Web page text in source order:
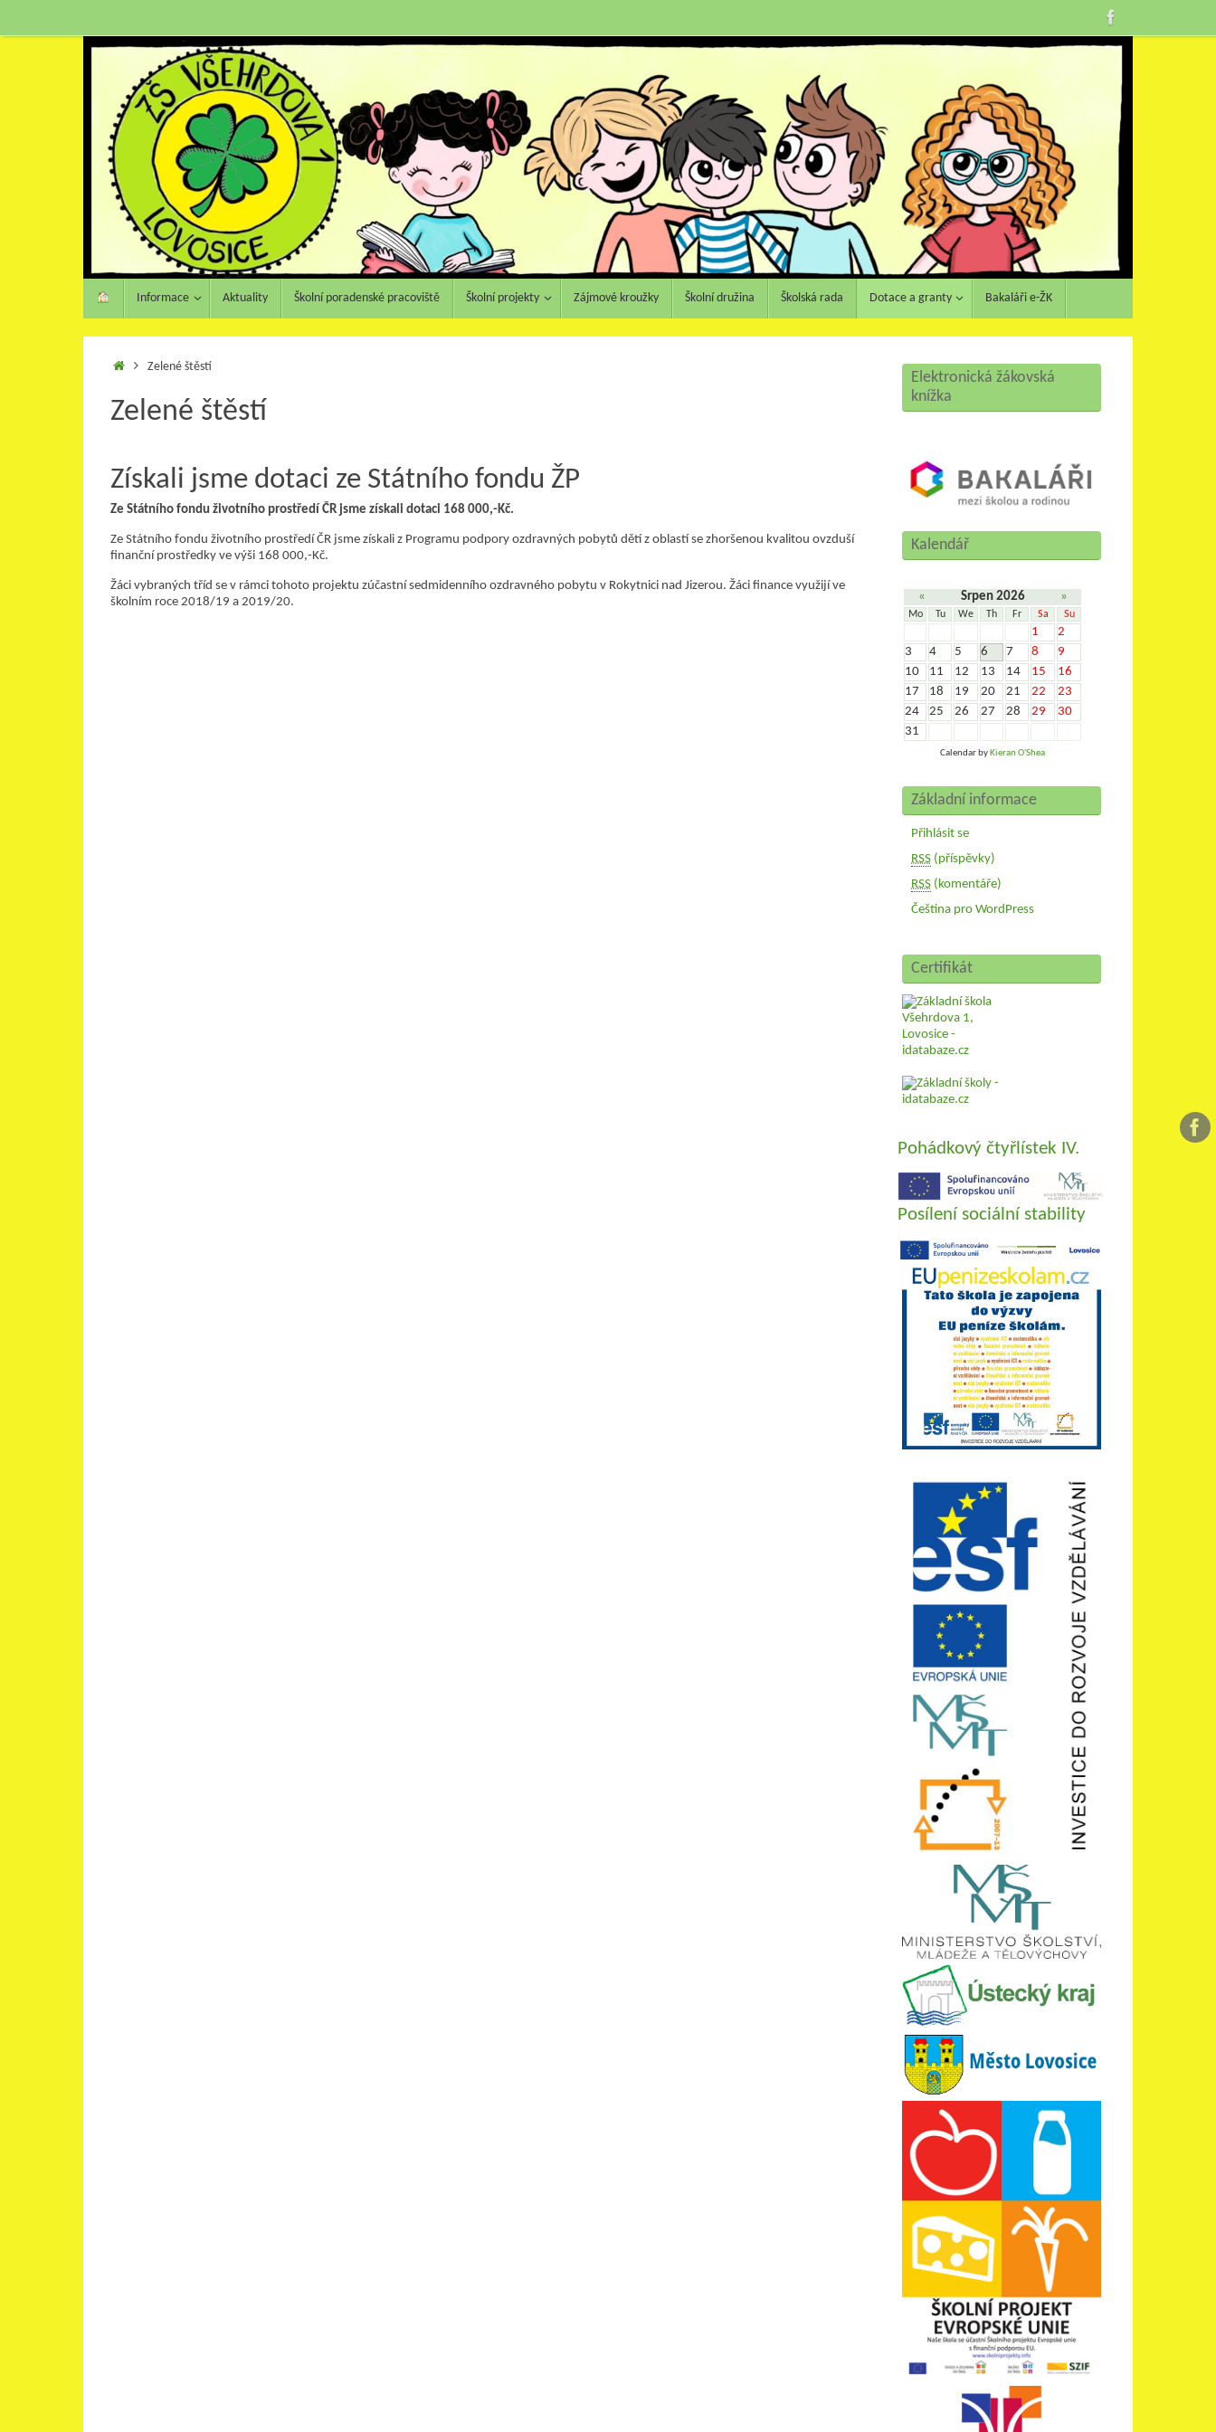
Informace Aktuality Školní poradenské pracoviště Školní projekty Zájmové kroužky Školní družina Školská rada Dotace a granty Bakaláři e-ŽK
Zelené štěstí
Zelené štěstí
Získali jsme dotaci ze Státního fondu ŽP
Ze Státního fondu životního prostředí ČR jsme získali dotaci 168 000,-Kč.
Ze Státního fondu životního prostředí ČR jsme získali z Programu podpory ozdravných pobytů dětí z oblastí se zhoršenou kvalitou ovzduší
finanční prostředky ve výši 168 000,-Kč.
Žáci vybraných tříd se v rámci tohoto projektu zúčastní sedmidenního ozdravného pobytu v Rokytnici nad Jizerou. Žáci finance využijí ve
školním roce 2018/19 a 2019/20.
Elektronická žákovská
knížka
Kalendář
« Srpen 2026 »
Mo Tu We Th Fr Sa Su
1
2
3
4 5 6 7 8
9
10
11 12 13 14 15
16
17
18 19 20 21 22
23
24
25 26 27 28 29
30
31
Calendar by Kieran O'Shea
Základní informace
Přihlásit se
RSS (příspěvky)
RSS (komentáře)
Čeština pro WordPress
Certifikát
Pohádkový čtyřlístek IV.
Posílení sociální stability
Celý článek